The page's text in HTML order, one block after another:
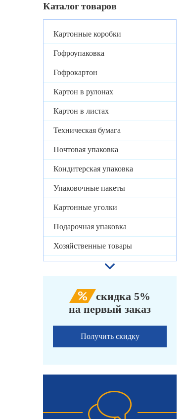
Каталог товаров
Картонные коробки
Гофроупаковка
Гофрокартон
Картон в рулонах
Картон в листах
Техническая бумага
Почтовая упаковка
Кондитерская упаковка
Упаковочные пакеты
Картонные уголки
Подарочная упаковка
Хозяйственные товары
скидка 5%
на первый заказ
Получить скидку